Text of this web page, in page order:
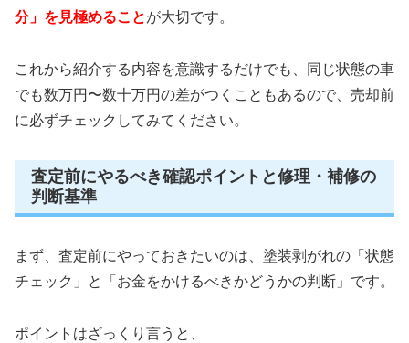
分」を見極めることが大切です。
これから紹介する内容を意識するだけでも、同じ状態の車
でも数万円〜数十万円の差がつくこともあるので、売却前
に必ずチェックしてみてください。
査定前にやるべき確認ポイントと修理・補修の
判断基準
まず、査定前にやっておきたいのは、塗装剥がれの「状態
チェック」と「お金をかけるべきかどうかの判断」です。
ポイントはざっくり言うと、